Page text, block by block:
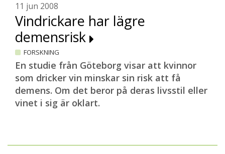
11 jun 2008
Vindrickare har lägre
demensrisk
FORSKNING
En studie från Göteborg visar att kvinnor
som dricker vin minskar sin risk att få
demens. Om det beror på deras livsstil eller
vinet i sig är oklart.